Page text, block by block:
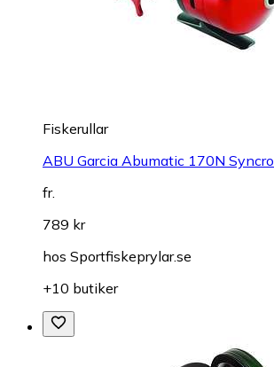
Fiskerullar
ABU Garcia Abumatic 170N Syncro
fr.
789 kr
hos Sportfiskeprylar.se
+10 butiker